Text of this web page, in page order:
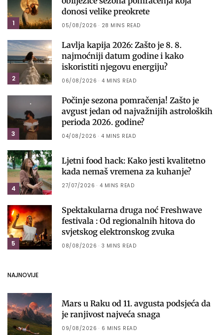
1
donosi velike preokrete
05/08/2026 28 MINS READ
2
Lavlja kapija 2026: Zašto je 8. 8.
najmoćniji datum godine i kako
iskoristiti njegovu energiju?
06/08/2026 4 MINS READ
3
Počinje sezona pomračenja! Zašto je
avgust jedan od najvažnijih astroloških
perioda 2026. godine?
04/08/2026 4 MINS READ
4
Ljetni food hack: Kako jesti kvalitetno
kada nemaš vremena za kuhanje?
27/07/2026 4 MINS READ
5
Spektakularna druga noć Freshwave
festivala : Od regionalnih hitova do
svjetskog elektronskog zvuka
08/08/2026 3 MINS READ
NAJNOVIJE
Mars u Raku od 11. avgusta podsjeća da
je ranjivost najveća snaga
09/08/2026 6 MINS READ